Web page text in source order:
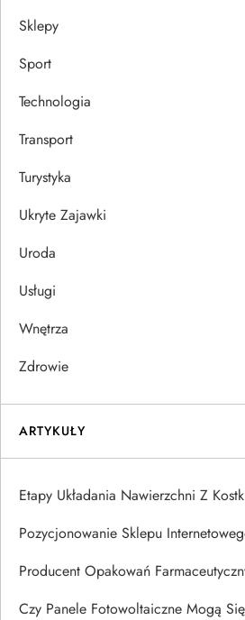
Sklepy
Sport
Technologia
Transport
Turystyka
Ukryte Zajawki
Uroda
Usługi
Wnętrza
Zdrowie
ARTYKUŁY
Etapy Układania Nawierzchni Z
Pozycjonowanie Sklepu
Producent Opakowań
Czy Panele Fotowoltaiczne Mogą